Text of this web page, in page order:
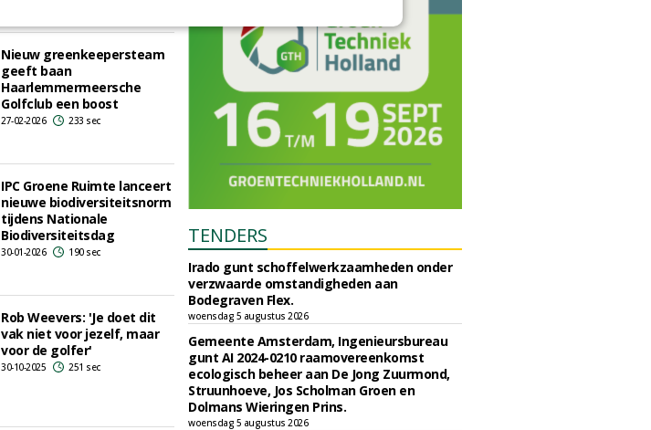
Nieuw greenkeepersteam
geeft baan
Haarlemmermeersche
Golfclub een boost
27-02-2026 233 sec
IPC Groene Ruimte lanceert
nieuwe biodiversiteitsnorm
tijdens Nationale
Biodiversiteitsdag
30-01-2026 190 sec
Rob Weevers: 'Je doet dit
vak niet voor jezelf, maar
voor de golfer'
30-10-2025 251 sec
TENDERS
Irado gunt schoffelwerkzaamheden onder
verzwaarde omstandigheden aan
Bodegraven Flex.
woensdag 5 augustus 2026
Gemeente Amsterdam, Ingenieursbureau
gunt AI 2024-0210 raamovereenkomst
ecologisch beheer aan De Jong Zuurmond,
Struunhoeve, Jos Scholman Groen en
Dolmans Wieringen Prins.
woensdag 5 augustus 2026